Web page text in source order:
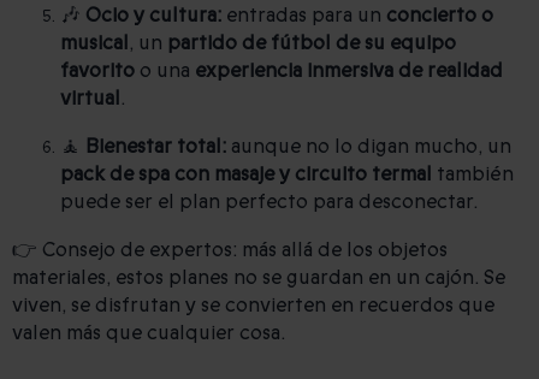
🎶 Ocio y cultura: entradas para un concierto o
musical, un partido de fútbol de su equipo
favorito o una experiencia inmersiva de realidad
virtual.
🧘 Bienestar total: aunque no lo digan mucho, un
pack de spa con masaje y circuito termal también
puede ser el plan perfecto para desconectar.
👉 Consejo de expertos: más allá de los objetos
materiales, estos planes no se guardan en un cajón. Se
viven, se disfrutan y se convierten en recuerdos que
valen más que cualquier cosa.